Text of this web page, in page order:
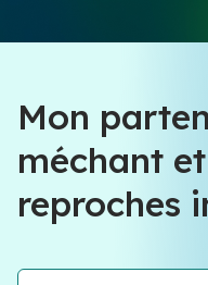
Mon
méchant
reproches